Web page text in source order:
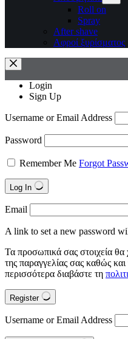
Roll on
Spray
After shave
Αφροί ξυρίσματος
Login
Sign Up
Username or Email Address
Password
Remember Me Forgot
Log In
Email
A link to set a new password
Τα προσωπικά σας στοιχεία θα
της παραγγελίας σας καθώς
περισσότερα διαβάστε τη
Register
Username or Email Address